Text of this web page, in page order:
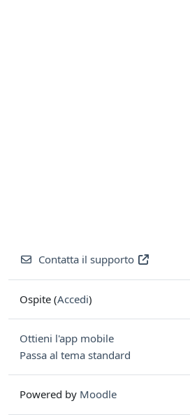
Contatta il supporto
Ospite (Accedi)
Ottieni l'app mobile
Passa al tema standard
Powered by Moodle